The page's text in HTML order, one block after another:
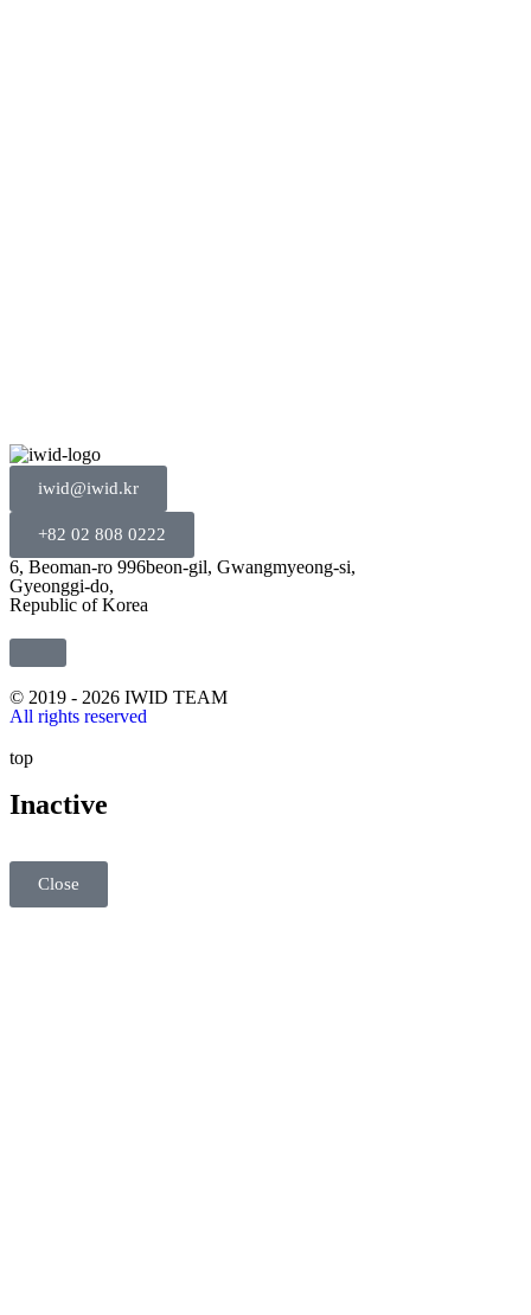
iwid@iwid.kr
+82 02 808 0222
6, Beoman-ro 996beon-gil, Gwangmyeong-si,
Gyeonggi-do,
Republic of Korea
© 2019 - 2026 IWID TEAM
All rights reserved
top
Inactive
Close